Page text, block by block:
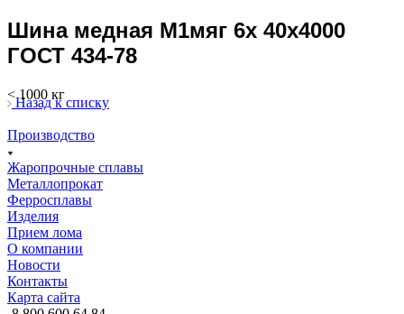
Шина медная М1мяг 6х 40х4000
ГОСТ 434-78
< 1000 кг
Назад к списку
Производство
Жаропрочные сплавы
Металлопрокат
Ферросплавы
Изделия
Прием лома
О компании
Новости
Контакты
Карта сайта